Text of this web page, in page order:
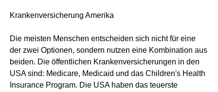
Krankenversicherung Amerika
Die meisten Menschen entscheiden sich nicht für eine
der zwei Optionen, sondern nutzen eine Kombination aus
beiden. Die öffentlichen Krankenversicherungen in den
USA sind: Medicare, Medicaid und das Children's Health
Insurance Program. Die USA haben das teuerste